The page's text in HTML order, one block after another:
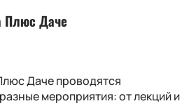
Плюс Даче
Даче проводятся
мероприятия: от лекций и